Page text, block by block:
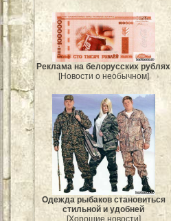
Реклама на белорусских рублях
[Новости о необычном]
Одежда рыбаков становиться
стильной и удобней
[Хорошие новости]